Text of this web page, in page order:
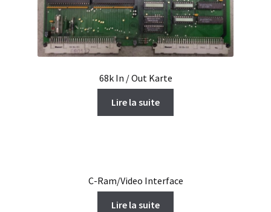
68k In / Out Karte
Lire la suite
C-Ram/Video Interface
Lire la suite